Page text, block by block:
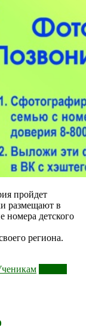
пройдет
размещают в
номера детского
региона.